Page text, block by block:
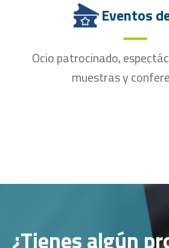
Eventos
Ocio patrocinado,
muestras y
¿Tienes algún